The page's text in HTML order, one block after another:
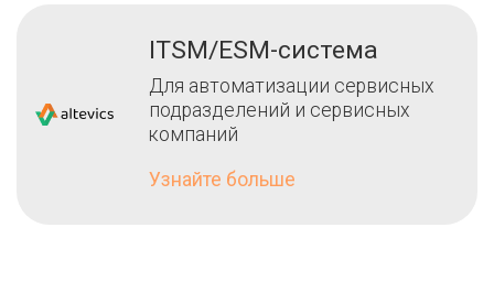
ITSM/ESM-система
Для автоматизации сервисных
подразделений и сервисных
компаний
Узнайте больше